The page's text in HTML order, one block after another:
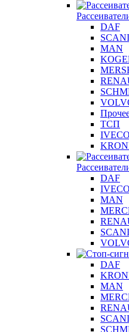
DAF
MAN
ТСП
IVECO
DAF
IVECO
MAN
DAF
MAN